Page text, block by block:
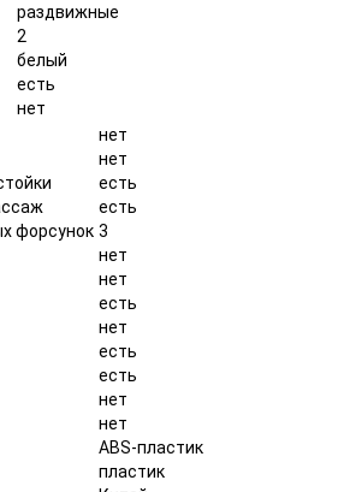
раздвижные
2
белый
есть
нет
нет
нет
есть
есть
форсунок 3
нет
нет
есть
нет
есть
есть
нет
нет
ABS-пластик
пластик